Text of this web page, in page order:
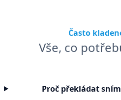
Často
Vše, co
Proč překládat